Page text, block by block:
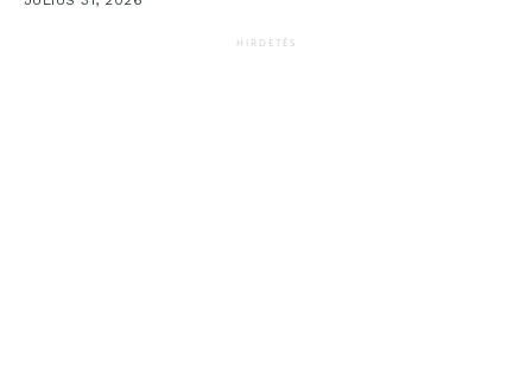
HIRDETÉS